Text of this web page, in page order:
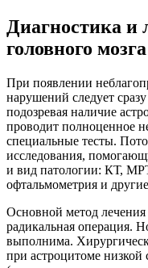
Диагностика и
головного мозга
При появлении
нарушений следует
подозревая наличие
проводит полноценное
специальные тесты.
исследования,
и вид патологии: КТ,
офтальмометрия и
Основной метод
радикальная операция.
выполнима.
при астроцитоме низкой